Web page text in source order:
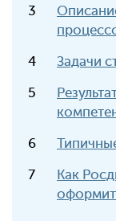
Задачи
Как